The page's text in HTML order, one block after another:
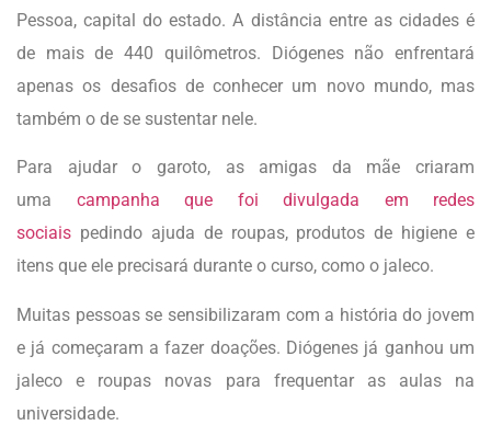
Pessoa, capital do estado. A distância entre as cidades é
de mais de 440 quilômetros. Diógenes não enfrentará
apenas os desafios de conhecer um novo mundo, mas
também o de se sustentar nele.
Para ajudar o garoto, as amigas da mãe criaram
uma campanha que foi divulgada em redes
sociais pedindo ajuda de roupas, produtos de higiene e
itens que ele precisará durante o curso, como o jaleco.
Muitas pessoas se sensibilizaram com a história do jovem
e já começaram a fazer doações. Diógenes já ganhou um
jaleco e roupas novas para frequentar as aulas na
universidade.